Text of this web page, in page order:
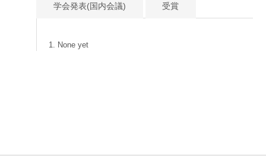
学会発表(国内会議) 受賞
None yet